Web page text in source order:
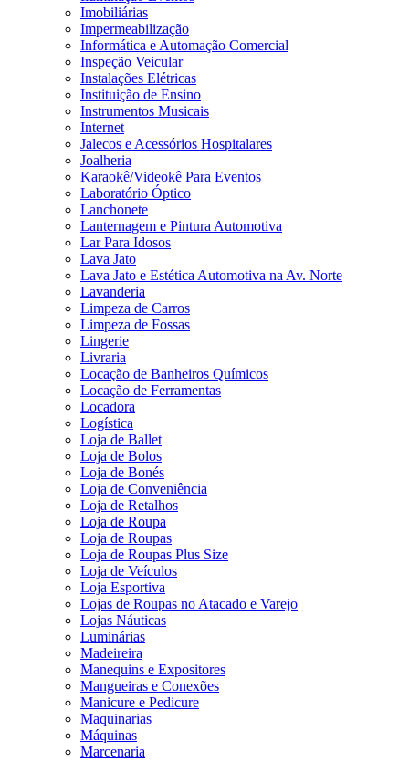
Imobiliárias
Impermeabilização
Informática e Automação Comercial
Inspeção Veicular
Instalações Elétricas
Instituição de Ensino
Instrumentos Musicais
Internet
Jalecos e Acessórios Hospitalares
Joalheria
Karaokê/Videokê Para Eventos
Laboratório Óptico
Lanchonete
Lanternagem e Pintura Automotiva
Lar Para Idosos
Lava Jato
Lava Jato e Estética Automotiva na Av. Norte
Lavanderia
Limpeza de Carros
Limpeza de Fossas
Lingerie
Livraria
Locação de Banheiros Químicos
Locação de Ferramentas
Locadora
Logística
Loja de Ballet
Loja de Bolos
Loja de Bonés
Loja de Conveniência
Loja de Retalhos
Loja de Roupa
Loja de Roupas
Loja de Roupas Plus Size
Loja de Veículos
Loja Esportiva
Lojas de Roupas no Atacado e Varejo
Lojas Náuticas
Luminárias
Madeireira
Manequins e Expositores
Mangueiras e Conexões
Manicure e Pedicure
Maquinarias
Máquinas
Marcenaria